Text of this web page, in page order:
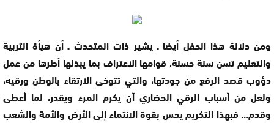
ومن دلالة هذا الحفل أيضا ـ يشير ذات المتحدث ـ أن هيأة التربية
والتعليم تسن سنة حسنة، قوامها الاعتراف بما يبذلها أطرها من عمل
دؤوب قصد الرفع من جودتها، والتي تتوخى الارتقاء بالوطن ورقيه،
ولعل من أسباب الرقي الحضاري أن يكرم المرء ويقدر، لما أعطى
وقدم… فبهذا التكريم يحس بقوة الانتماء إلى الأرض والأمة والشعب